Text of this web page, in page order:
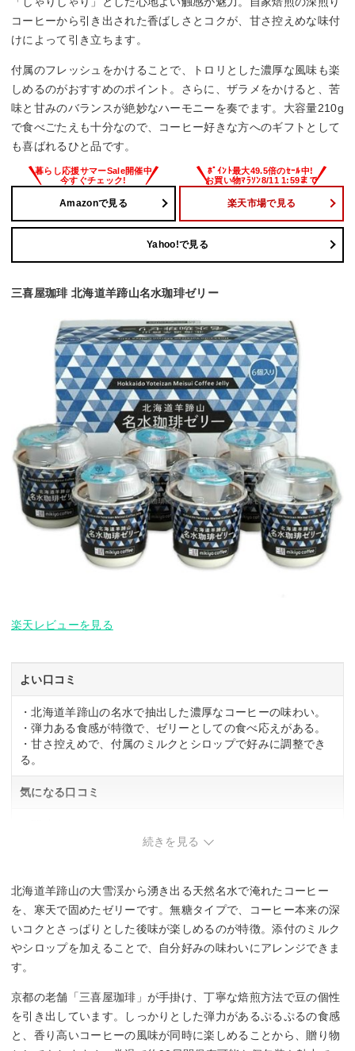
コーヒーから引き出された香ばしさとコクが、甘さ控えめな味付
けによって引き立ちます。
付属のフレッシュをかけることで、トロリとした濃厚な風味も楽
しめるのがおすすめのポイント。さらに、ザラメをかけると、苦
味と甘みのバランスが絶妙なハーモニーを奏でます。大容量210g
で食べごたえも十分なので、コーヒー好きな方へのギフトとして
も喜ばれるひと品です。
Amazonで見る 楽天市場で見る
Yahoo!で見る
三喜屋珈琲 北海道羊蹄山名水珈琲ゼリー
楽天レビューを見る
よい口コミ
・北海道羊蹄山の名水で抽出した濃厚なコーヒーの味わい。
・弾力ある食感が特徴で、ゼリーとしての食べ応えがある。
・甘さ控えめで、付属のミルクとシロップで好みに調整でき
る。
気になる口コミ
続きを見る
北海道羊蹄山の大雪渓から湧き出る天然名水で淹れたコーヒー
を、寒天で固めたゼリーです。無糖タイプで、コーヒー本来の深
いコクとさっぱりとした後味が楽しめるのが特徴。添付のミルク
やシロップを加えることで、自分好みの味わいにアレンジできま
す。
京都の老舗「三喜屋珈琲」が手掛け、丁寧な焙煎方法で豆の個性
を引き出しています。しっかりとした弾力があるぷるぷるの食感
と、香り高いコーヒーの風味が同時に楽しめることから、贈り物